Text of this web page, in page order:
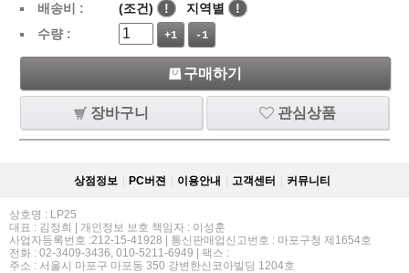
배송비 : (조건) ! 지역별
!
수량 :
+1 -1
구매하기
장바구니 관심상품
상점정보 PC버젼 이용안내 고객센터 커뮤니티
상호명 : LP25
대표 : 김정희 | 개인정보 보호 책임자 : 이성훈
사업자등록번호 :212-15-41928 | 통신판매업신고번호 : 마포구청 제1654호
전화 : 02-3409-3436, 010-5211-6949 | 팩스 :
주소 : 서울시 마포구 마포동 350 강변한신코아빌딩 1204호